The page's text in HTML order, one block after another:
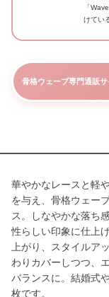
「
けてい
骨格ウェーブ専門通販
華やかなレースと軽
を与え、骨格ウェー
ス。しなやかな落ち
性らしい印象に仕上
上がり、スタイルア
わりカバーしつつ、
バランスに。結婚式
枚です。